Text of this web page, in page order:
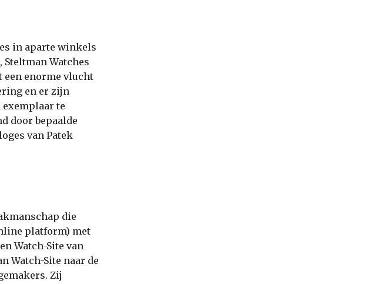
in aparte winkels
Watches
een enorme vlucht
en er zijn
te
door bepaalde
van Patek
die
platform) met
Watch-Site van
Watch-Site naar de
Zij